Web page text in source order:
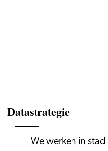
Datastrategie
We werken in